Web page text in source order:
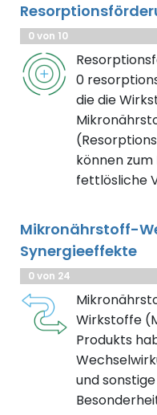
0 von 10
0
die die
können
fettlösliche
Mikronährstoff-
Synergieeffekte
0 von 24
Wirkstoffe
Produkts
und